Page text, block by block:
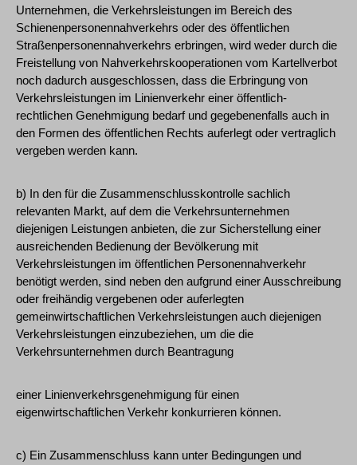
Unternehmen, die Verkehrsleistungen im Bereich des
Schienenpersonennahverkehrs oder des öffentlichen
Straßenpersonennahverkehrs erbringen, wird weder durch die
Freistellung von Nahverkehrskooperationen vom Kartellverbot
noch dadurch ausgeschlossen, dass die Erbringung von
Verkehrsleistungen im Linienverkehr einer öffentlich-
rechtlichen Genehmigung bedarf und gegebenenfalls auch in
den Formen des öffentlichen Rechts auferlegt oder vertraglich
vergeben werden kann.
b) In den für die Zusammenschlusskontrolle sachlich
relevanten Markt, auf dem die Verkehrsunternehmen
diejenigen Leistungen anbieten, die zur Sicherstellung einer
ausreichenden Bedienung der Bevölkerung mit
Verkehrsleistungen im öffentlichen Personennahverkehr
benötigt werden, sind neben den aufgrund einer Ausschreibung
oder freihändig vergebenen oder auferlegten
gemeinwirtschaftlichen Verkehrsleistungen auch diejenigen
Verkehrsleistungen einzubeziehen, um die die
Verkehrsunternehmen durch Beantragung
einer Linienverkehrsgenehmigung für einen
eigenwirtschaftlichen Verkehr konkurrieren können.
c) Ein Zusammenschluss kann unter Bedingungen und